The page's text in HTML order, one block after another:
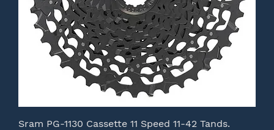
Sram PG-1130 Cassette 11 Speed 11-42 Tands.